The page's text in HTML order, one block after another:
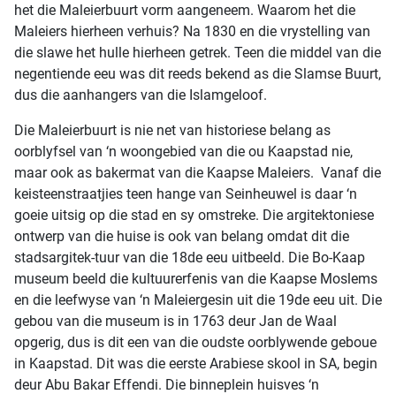
het die Maleierbuurt vorm aangeneem. Waarom het die
Maleiers hierheen verhuis? Na 1830 en die vrystelling van
die slawe het hulle hierheen getrek. Teen die middel van die
negentiende eeu was dit reeds bekend as die Slamse Buurt,
dus die aanhangers van die Islamgeloof.
Die Maleierbuurt is nie net van historiese belang as
oorblyfsel van ‘n woongebied van die ou Kaapstad nie,
maar ook as bakermat van die Kaapse Maleiers. Vanaf die
keisteenstraatjies teen hange van Seinheuwel is daar ‘n
goeie uitsig op die stad en sy omstreke. Die argitektoniese
ontwerp van die huise is ook van belang omdat dit die
stadsargitek-tuur van die 18de eeu uitbeeld. Die Bo-Kaap
museum beeld die kultuurerfenis van die Kaapse Moslems
en die leefwyse van ‘n Maleiergesin uit die 19de eeu uit. Die
gebou van die museum is in 1763 deur Jan de Waal
opgerig, dus is dit een van die oudste oorblywende geboue
in Kaapstad. Dit was die eerste Arabiese skool in SA, begin
deur Abu Bakar Effendi. Die binneplein huisves ‘n